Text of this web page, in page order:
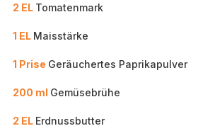
2 EL Tomatenmark
1 EL Maisstärke
1 Prise Geräuchertes Paprikapulver
200 ml Gemüsebrühe
2 EL Erdnussbutter